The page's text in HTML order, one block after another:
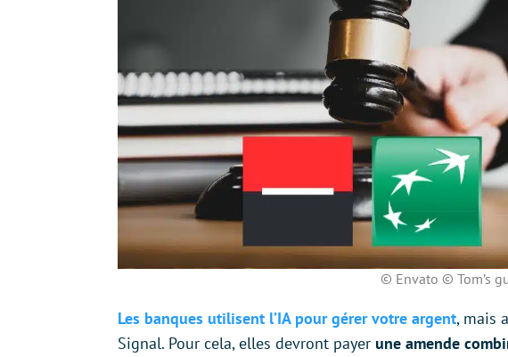
© Envato © Tom’s
Les banques utilisent l’IA pour gérer votre argent, mais
Signal. Pour cela, elles devront payer une amende